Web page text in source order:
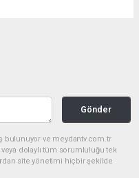
Gönder
bulunuyor ve meydantv.com.tr
dolaylı tüm sorumluluğu tek
site yönetimi hiçbir şekilde